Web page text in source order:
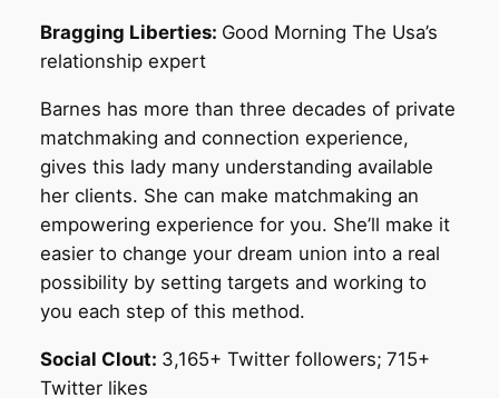
Bragging Liberties: Good Morning The Usa’s
relationship expert
Barnes has more than three decades of private
matchmaking and connection experience,
gives this lady many understanding available
her clients. She can make matchmaking an
empowering experience for you. She’ll make it
easier to change your dream union into a real
possibility by setting targets and working to
you each step of this method.
Social Clout: 3,165+ Twitter followers; 715+
Twitter likes